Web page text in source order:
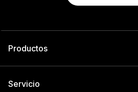
Productos
Servicio